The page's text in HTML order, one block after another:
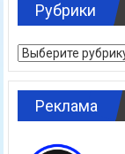
Рубрики
Рубрики
Реклама